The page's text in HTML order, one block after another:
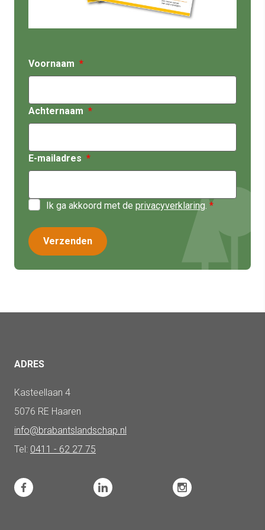
Voornaam
Achternaam
E-mailadres
Ik ga akkoord met de privacyverklaring.
ADRES
Kasteellaan 4
5076 RE Haaren
info@brabantslandschap.nl
Tel: 0411 - 62 27 75